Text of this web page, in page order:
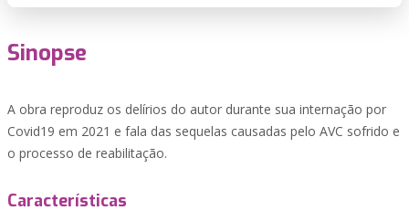
Sinopse
A obra reproduz os delírios do autor durante sua internação por
Covid19 em 2021 e fala das sequelas causadas pelo AVC sofrido e
o processo de reabilitação.
Características